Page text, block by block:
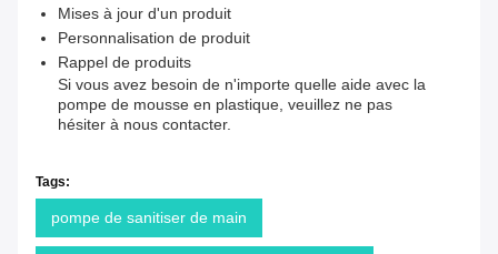
Mises à jour d'un produit
Personnalisation de produit
Rappel de produits
Si vous avez besoin de n'importe quelle aide avec la
pompe de mousse en plastique, veuillez ne pas
hésiter à nous contacter.
Tags:
pompe de sanitiser de main